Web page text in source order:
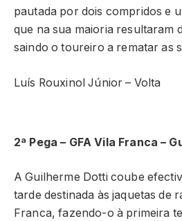
pautada por dois compridos e
que na sua maioria resultaram
saindo o toureiro a rematar as
Luís Rouxinol Júnior – Volta
2ª Pega – GFA Vila Franca –
A Guilherme Dotti coube
tarde destinada às jaquetas de
Franca, fazendo-o à primeira